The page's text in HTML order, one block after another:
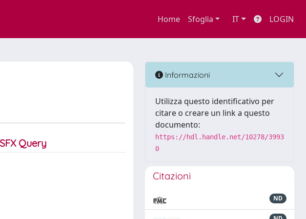
Home Sfoglia IT LOGIN
Informazioni
Utilizza questo identificativo per
citare o creare un link a questo
documento:
https://hdl.handle.net/10278/3993
0
Citazioni
ND